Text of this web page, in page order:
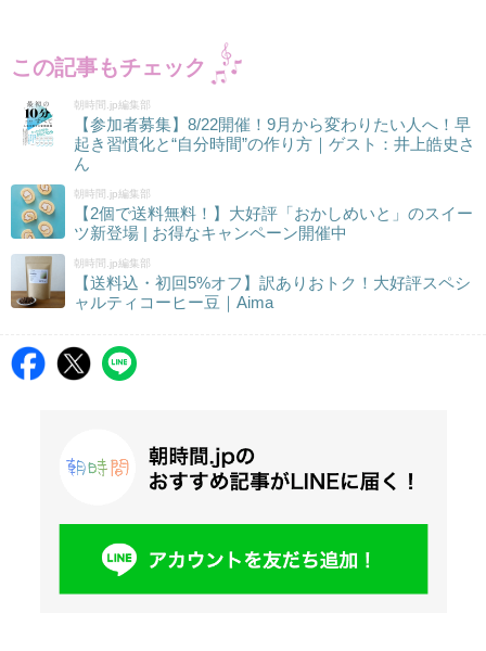
この記事もチェック
朝時間.jp編集部
【参加者募集】8/22開催！9月から変わりたい人へ！早
起き習慣化と“自分時間”の作り方｜ゲスト：井上皓史さ
ん
朝時間.jp編集部
【2個で送料無料！】大好評「おかしめいと」のスイー
ツ新登場 | お得なキャンペーン開催中
朝時間.jp編集部
【送料込・初回5%オフ】訳ありおトク！大好評スペシ
ャルティコーヒー豆｜Aima